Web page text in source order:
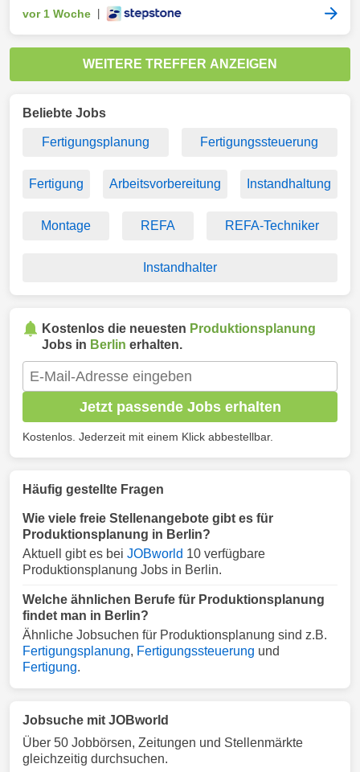
vor 1 Woche
WEITERE TREFFER ANZEIGEN
Beliebte Jobs
Fertigungsplanung Fertigungssteuerung
Fertigung Arbeitsvorbereitung Instandhaltung
Montage REFA REFA-Techniker
Instandhalter
Kostenlos die neuesten Produktionsplanung
Jobs in Berlin erhalten.
Jetzt passende Jobs erhalten
Kostenlos. Jederzeit mit einem Klick abbestellbar.
Häufig gestellte Fragen
Wie viele freie Stellenangebote gibt es für
Produktionsplanung in Berlin?
Aktuell gibt es bei JOBworld 10 verfügbare
Produktionsplanung Jobs in Berlin.
Welche ähnlichen Berufe für Produktionsplanung
findet man in Berlin?
Ähnliche Jobsuchen für Produktionsplanung sind z.B.
Fertigungsplanung, Fertigungssteuerung und
Fertigung.
Jobsuche mit JOBworld
Über 50 Jobbörsen, Zeitungen und Stellenmärkte
gleichzeitig durchsuchen.